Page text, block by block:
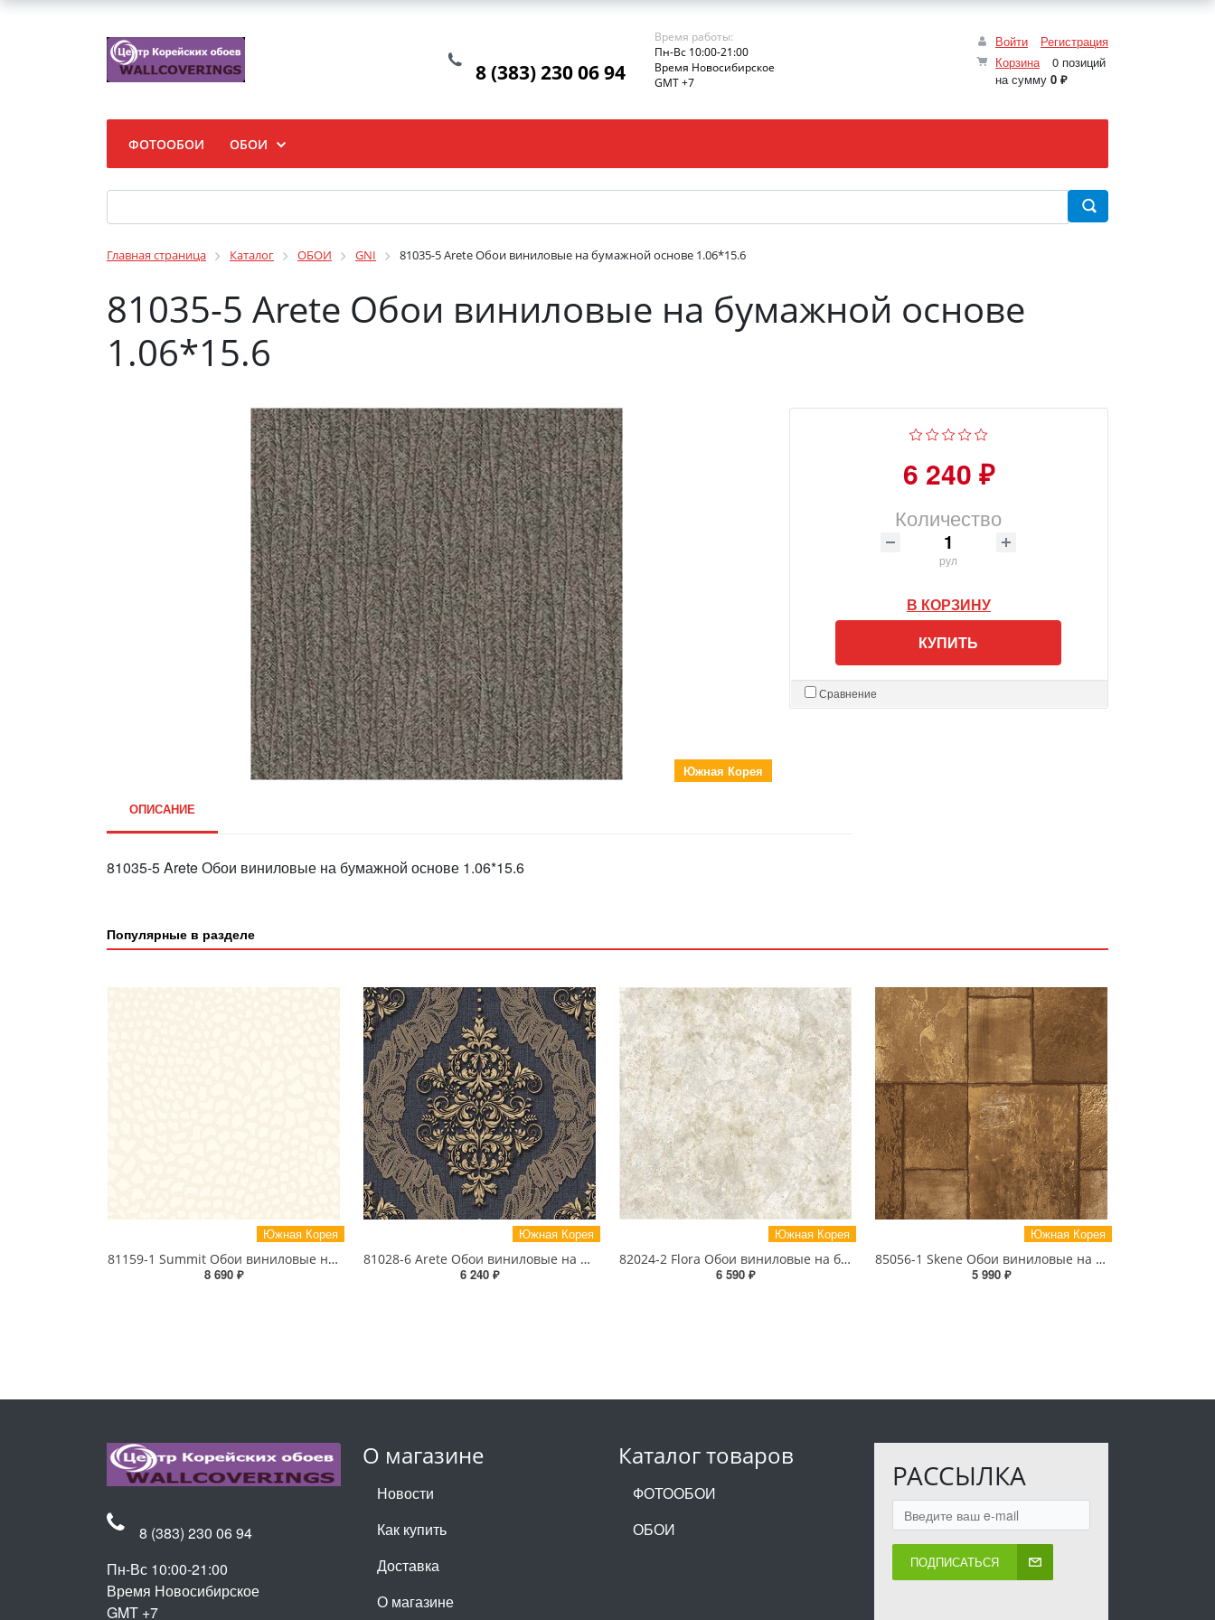
Войти
Регистрация
Корзина
0 позиций
на сумму 0 ₽
8 (383) 230 06 94
Время работы:
Пн-Вс 10:00-21:00
Время Новосибирское
GMT +7
ФОТООБОИ ОБОИ
Главная страница Каталог ОБОИ GNI 81035-5 Arete Обои виниловые на бумажной основе 1.06*15.6
81035-5 Arete Обои виниловые на бумажной основе
1.06*15.6
Южная Корея
6 240 ₽
Количество
рул
В КОРЗИНУ
КУПИТЬ
Сравнение
ОПИСАНИЕ
81035-5 Arete Обои виниловые на бумажной основе 1.06*15.6
Популярные в разделе
Южная Корея
81159-1 Summit Обои виниловые на бумажной основе 1.06*15.5
8 690 ₽
Южная Корея
81028-6 Arete Обои виниловые на бумажной основе 1.06*15.6
6 240 ₽
Южная Корея
82024-2 Flora Обои виниловые на бумажной основе 1.06*15.6
6 590 ₽
Южная Корея
85056-1 Skene Обои виниловые на бумажной основе 1.06*15.5
5 990 ₽
О магазине
Новости
Как купить
Доставка
О магазине
Каталог товаров
ФОТООБОИ
ОБОИ
РАССЫЛКА
ПОДПИСАТЬСЯ
8 (383) 230 06 94
Пн-Вс 10:00-21:00
Время Новосибирское
GMT +7